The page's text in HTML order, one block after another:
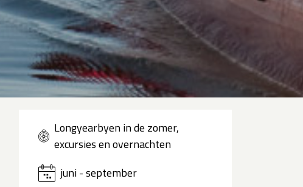
Longyearbyen in de zomer,
excursies en overnachten
juni - september